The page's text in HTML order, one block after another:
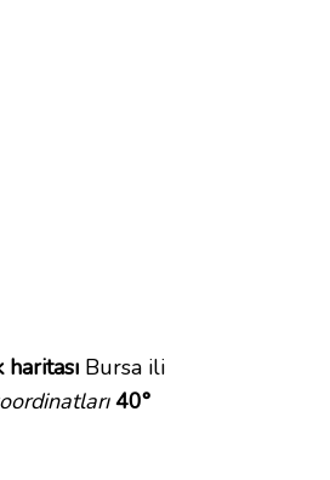
Bursa ili
40°